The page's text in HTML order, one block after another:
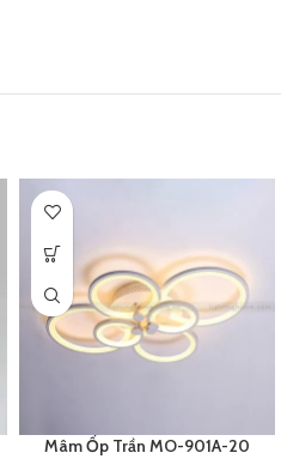
Mâm Ốp Trần MO-901A-20